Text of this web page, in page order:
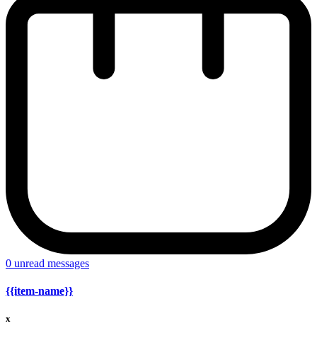
0 unread messages
{{item-name}}
x